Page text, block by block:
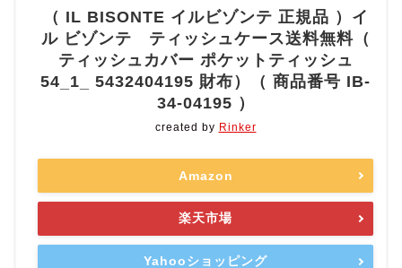
（ IL BISONTE イルビゾンテ 正規品 ）イ
ル ビゾンテ ティッシュケース送料無料（
ティッシュカバー ポケットティッシュ
54_1_ 5432404195 財布）（ 商品番号 IB-
34-04195 ）
created by Rinker
Amazon
楽天市場
Yahooショッピング